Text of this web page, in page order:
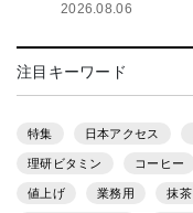
2026.08.06
注目キーワード
特集 日本アクセス
理研ビタミン コーヒー
値上げ 業務用 抹茶